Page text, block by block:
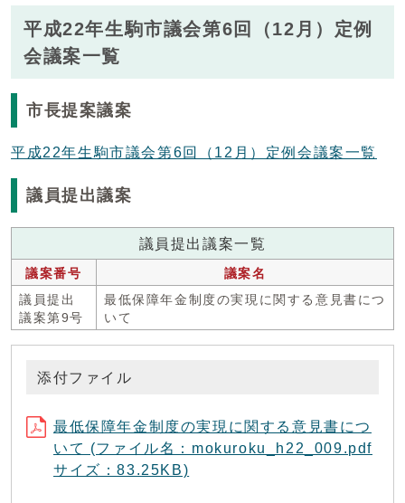
平成22年生駒市議会第6回（12月）定例
会議案一覧
市長提案議案
平成22年生駒市議会第6回（12月）定例会議案一覧
議員提出議案
議員提出議案一覧
議案番号
議案名
議員提出
議案第9号
最低保障年金制度の実現に関する意見書につ
いて
添付ファイル
最低保障年金制度の実現に関する意見書につ
いて (ファイル名：mokuroku_h22_009.pdf
サイズ：83.25KB)